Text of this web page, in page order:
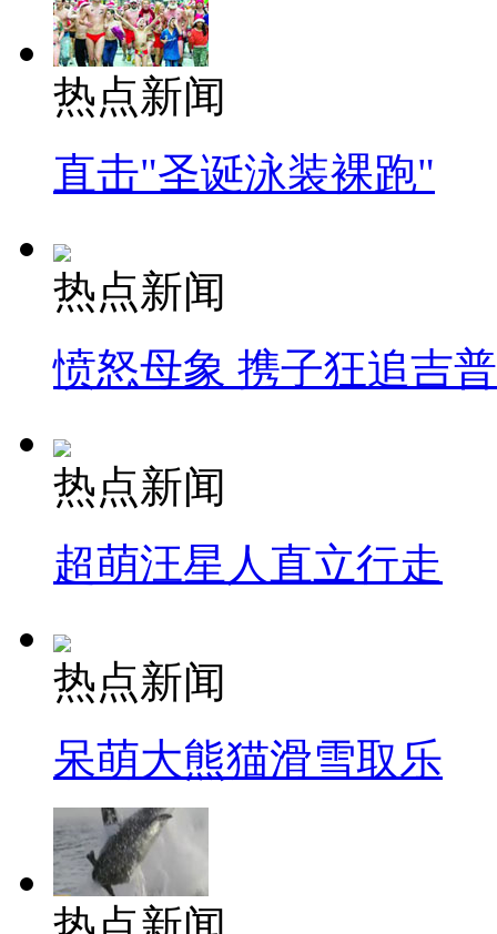
热点新闻
直击"圣诞泳装裸跑"
热点新闻
愤怒母象 携子狂追吉
热点新闻
超萌汪星人直立行走
热点新闻
呆萌大熊猫滑雪取乐